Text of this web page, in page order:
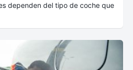
dependen del tipo de coche que